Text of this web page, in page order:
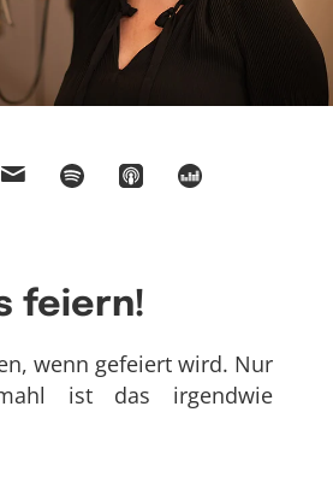
feiern!
wenn gefeiert wird. Nur
ist das irgendwie